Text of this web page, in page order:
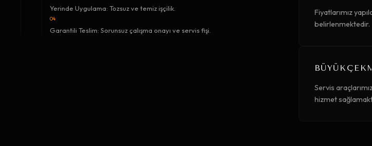
Yerinde Uygulama: Tozsuz ve temiz işçilik.
04
Garantili Teslim: Sorunsuz çalışma onayı ve servis fişi.
Fiyatlarımız
belirlenmektedir.
Servis
hizmet